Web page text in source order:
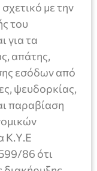
με την
του
για τα
απάτης,
εσόδων από
ψευδορκίας,
παραβίαση
Κ.Υ.Ε
86 ότι